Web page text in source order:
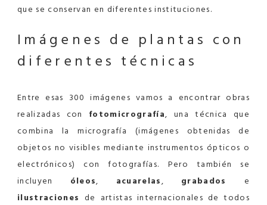
que se conservan en diferentes instituciones.
Imágenes de plantas con
diferentes técnicas
Entre esas 300 imágenes vamos a encontrar obras
realizadas con fotomicrografía, una técnica que
combina la micrografía (imágenes obtenidas de
objetos no visibles mediante instrumentos ópticos o
electrónicos) con fotografías. Pero también se
incluyen óleos, acuarelas, grabados e
ilustracionesde artistas internacionales de todos